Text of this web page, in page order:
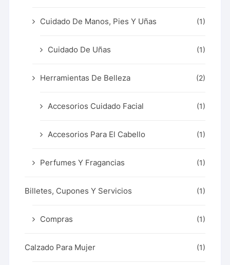
Cuidado De Manos, Pies Y Uñas (1)
Cuidado De Uñas (1)
Herramientas De Belleza (2)
Accesorios Cuidado Facial (1)
Accesorios Para El Cabello (1)
Perfumes Y Fragancias (1)
Billetes, Cupones Y Servicios (1)
Compras (1)
Calzado Para Mujer (1)